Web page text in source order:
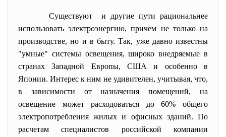
Существуют и другие пути рациональнее
использовать электроэнергию, причем не только на
производстве, но и в быту. Так, уже давно известны
"умные" системы освещения, широко внедряемые в
странах Западной Европы, США и особенно в
Японии. Интерес к ним не удивителен, учитывая, что,
в зависимости от назначения помещений, на
освещение может расходоваться до 60% общего
электропотребления жилых и офисных зданий. По
расчетам специалистов российской компании